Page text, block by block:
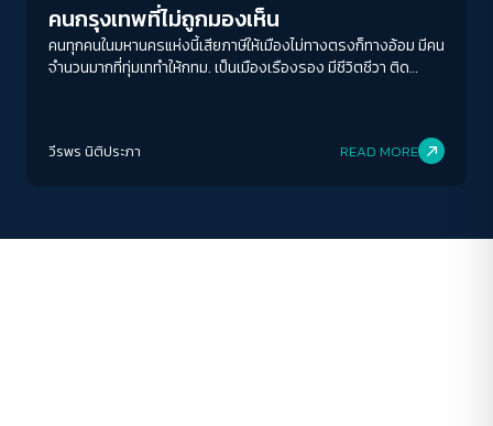
คนกรุงเทพที่ไม่ถูกมองเห็น
คนทุกคนในมหานครแห่งนี้เสียภาษีให้เมืองไม่ทางตรงก็ทางอ้อม มีคน
จำนวนมากที่ทุ่มเททำให้กทม. เป็นเมืองเรืองรอง มีชีวิตชีวา ติด
วีรพร นิติประภา READ MORE
ระยะห่างข้อความ
ปกติ มาก มากที่สุด
Deutan Tritan